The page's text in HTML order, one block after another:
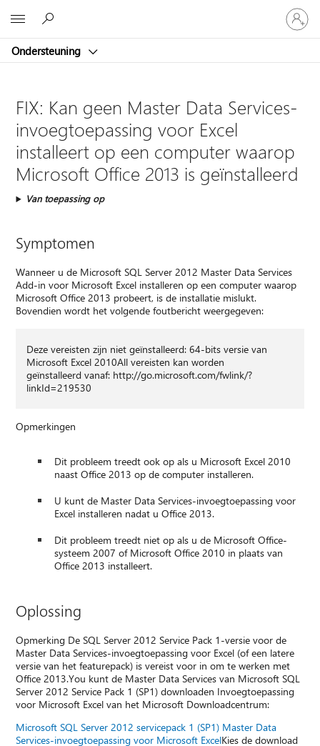
Ondersteuning
Meld
je
aan
je
FIX: Kan geen Master Data Services-
invoegtoepassing voor Excel
installeert op een computer waarop
Microsoft Office 2013 is geïnstalleerd
Van toepassing op
Symptomen
Wanneer u de Microsoft SQL Server 2012 Master Data Services
Add-in voor Microsoft Excel installeren op een computer waarop
Microsoft Office 2013 probeert, is de installatie mislukt.
Bovendien wordt het volgende foutbericht weergegeven:
Deze vereisten zijn niet geïnstalleerd: 64-bits versie van
Microsoft Excel 2010All vereisten kan worden
geïnstalleerd vanaf: http://go.microsoft.com/fwlink/?
linkId=219530
Opmerkingen
Dit probleem treedt ook op als u Microsoft Excel 2010
naast Office 2013 op de computer installeren.
U kunt de Master Data Services-invoegtoepassing voor
Excel installeren nadat u Office 2013.
Dit probleem treedt niet op als u de Microsoft Office-
systeem 2007 of Microsoft Office 2010 in plaats van
Office 2013 installeert.
Oplossing
Opmerking De SQL Server 2012 Service Pack 1-versie voor de
Master Data Services-invoegtoepassing voor Excel (of een latere
versie van het featurepack) is vereist voor in om te werken met
Office 2013.You kunt de Master Data Services van Microsoft SQL
Server 2012 Service Pack 1 (SP1) downloaden Invoegtoepassing
voor Microsoft Excel van het Microsoft Downloadcentrum:
Microsoft SQL Server 2012 servicepack 1 (SP1) Master Data
Services-invoegtoepassing voor Microsoft ExcelKies de download